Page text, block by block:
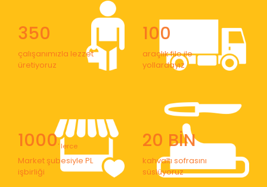
350
çalışanımızla lezzet
üretiyoruz
100
araçlık filo ile
yollardayız
1000' lerce
Market şubesiyle PL
işbirliği
20 BİN
kahvaltı sofrasını
süslüyoruz